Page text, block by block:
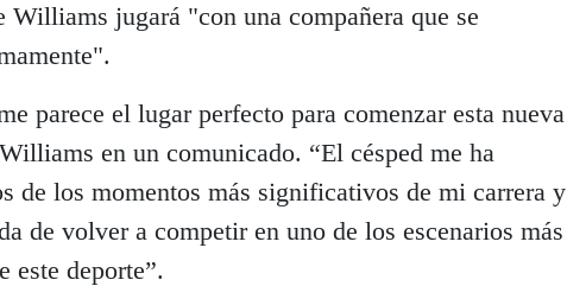
Williams jugará "con una compañera que se
parece el lugar perfecto para comenzar esta nueva
en un comunicado. “El césped me ha
de los momentos más significativos de mi carrera y
de volver a competir en uno de los escenarios más
este deporte”.